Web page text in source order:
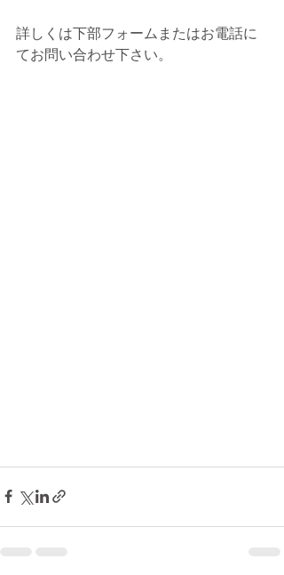
詳しくは下部フォームまたはお電話に
てお問い合わせ下さい。